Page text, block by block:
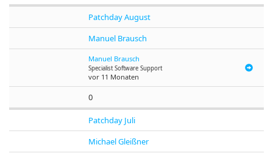
Patchday August
Manuel Brausch
Manuel Brausch
Specialist Software Support
vor 11 Monaten
0
Patchday Juli
Michael Gleißner